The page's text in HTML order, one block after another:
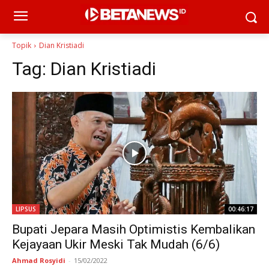
Topik Dian Kristiadi
Tag: Dian Kristiadi
LIPSUS 00:46:17
Bupati Jepara Masih Optimistis Kembalikan
Kejayaan Ukir Meski Tak Mudah (6/6)
Ahmad Rosyidi - 15/02/2022